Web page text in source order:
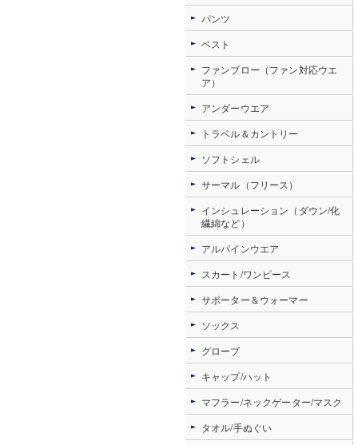
パンツ
ベスト
ファンブロー（ファン対応ウエ
ア）
アンダーウエア
トラベル＆カントリー
ソフトシェル
サーマル（フリース）
インシュレーション（ダウン/化
繊綿など）
アルパインウエア
スカート/ワンピース
サポーター＆ウォーマー
ソックス
グローブ
キャップ/ハット
マフラー/ネックゲーター/マスク
タオル/手ぬぐい